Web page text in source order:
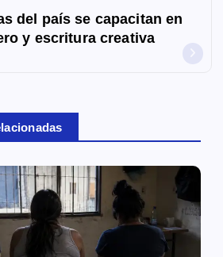
del país se capacitan en
y escritura creativa